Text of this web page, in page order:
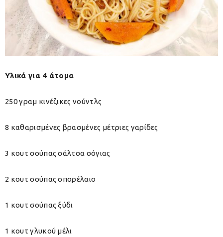
Υλικά για 4 άτομα
250 γραμ κινέζικες νούντλς
8 καθαρισμένες βρασμένες μέτριες γαρίδες
3 κουτ σούπας σάλτσα σόγιας
2 κουτ σούπας σπορέλαιο
1 κουτ σούπας ξύδι
1 κουτ γλυκού μέλι